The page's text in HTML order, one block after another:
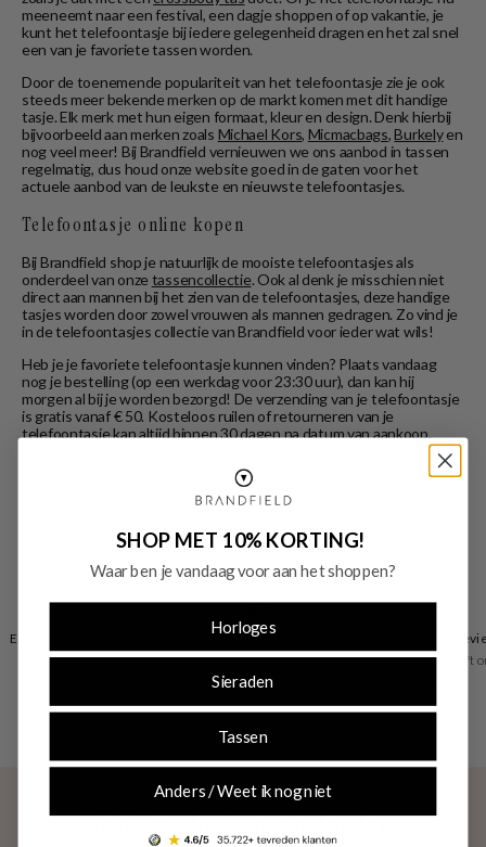
meeneemt naar een festival, een dagje shoppen of op vakantie, je
kunt het telefoontasje bij iedere gelegenheid dragen en het zal snel
een van je favoriete tassen worden.
Door de toenemende populariteit van het telefoontasje zie je ook
steeds meer bekende merken op de markt komen met dit handige
tasje. Elk merk met hun eigen formaat, kleur en design. Denk hierbij
bijvoorbeeld aan merken zoals Michael Kors, Micmacbags,Burkelyen
nog veel meer! Bij Brandfield vernieuwen we ons aanbod in tassen
regelmatig, dus houd onze website goed in de gaten voor het
actuele aanbod van de leukste en nieuwste telefoontasjes.
Telefoontasje online kopen
Bij Brandfield shop je natuurlijk de mooiste telefoontasjes als
onderdeel van onze tassencollectie. Ook al denk je misschien niet
direct aan mannen bij het zien van de telefoontasjes, deze handige
tasjes worden door zowel vrouwen als mannen gedragen. Zo vind je
in de telefoontasjes collectie van Brandfield voor ieder wat wils!
Heb je je favoriete telefoontasje kunnen vinden? Plaats vandaag
nog je bestelling (op een werkdag voor 23:30 uur), dan kan hij
morgen al bij je worden bezorgd! De verzending van je telefoontasje
is gratis vanaf € 50. Kosteloos ruilen of retourneren van je
telefoontasje kan altijd binnen 30 dagen na datum van aankoop.
Eenvoudig retourneren
30 dagen retourrecht
Betaal zoals je wilt
vooraf of achteraf
Uitstekende
Trusted Shops geeft
Exclusieve deals en trendupdates
SHOP MET 10% KORTING!
Waar ben je vandaag voor aan het shoppen?
Horloges
Sieraden
Tassen
Anders / Weet ik nog niet